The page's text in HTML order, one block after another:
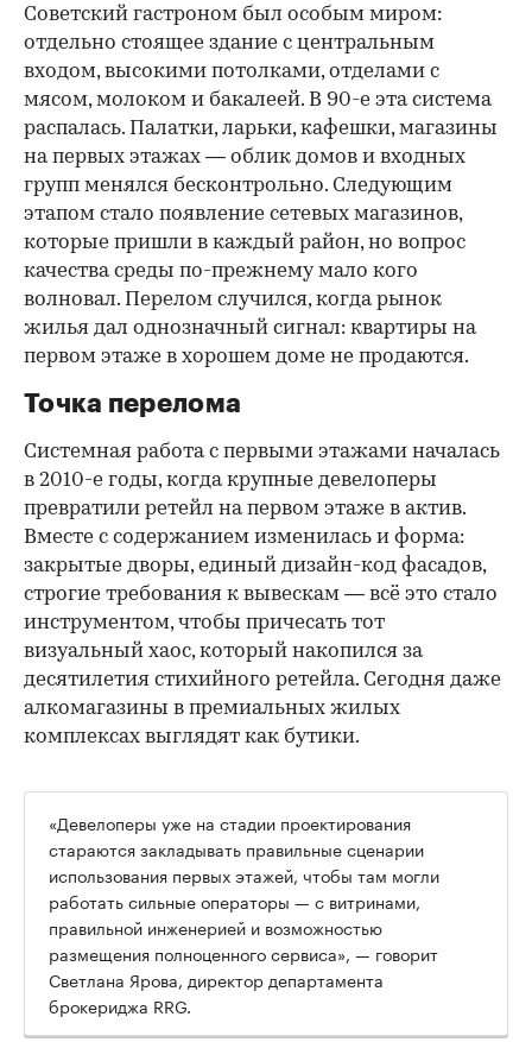
Советский гастроном был особым миром:
отдельно стоящее здание с центральным
входом, высокими потолками, отделами с
мясом, молоком и бакалеей. В 90-е эта система
распалась. Палатки, ларьки, кафешки, магазины
на первых этажах — облик домов и входных
групп менялся бесконтрольно. Следующим
этапом стало появление сетевых магазинов,
которые пришли в каждый район, но вопрос
качества среды по-прежнему мало кого
волновал. Перелом случился, когда рынок
жилья дал однозначный сигнал: квартиры на
первом этаже в хорошем доме не продаются.
Точка перелома
Системная работа с первыми этажами началась
в 2010-е годы, когда крупные девелоперы
превратили ретейл на первом этаже в актив.
Вместе с содержанием изменилась и форма:
закрытые дворы, единый дизайн-код фасадов,
строгие требования к вывескам — всё это стало
инструментом, чтобы причесать тот
визуальный хаос, который накопился за
десятилетия стихийного ретейла. Сегодня даже
алкомагазины в премиальных жилых
комплексах выглядят как бутики.
00:00
«Девелоперы уже на стадии проектирования
стараются закладывать правильные сценарии
использования первых этажей, чтобы там могли
работать сильные операторы — с витринами,
правильной инженерией и возможностью
размещения полноценного сервиса», — говорит
Светлана Ярова, директор департамента
брокериджа RRG.